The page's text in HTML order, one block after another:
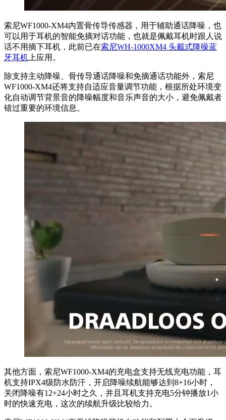
索尼WF1000-XM4内置骨传导传感器，用于辅助通话降噪，也
可以用于耳机的智能免摘对话功能，也就是佩戴耳机时跟人说
话不用摘下耳机，此前已在索尼WH-1000XM4 头戴式降噪蓝
牙耳机 上应用。
除支持主动降噪、骨传导通话降噪和免摘通话功能外，索尼
WF1000-XM4还将支持自适应音量调节功能，根据所处环境变
化自动调节背景音的降噪幅度和音乐声音的大小，避免佩戴者
错过重要的环境信息。
其他方面，索尼WF1000-XM4的充电盒支持无线充电功能，耳
机支持IPX4级防水防汗，开启降噪续航能够达到8+16小时，
关闭降噪有12+24小时之久，并且耳机支持充电5分钟播放1小
时的快速充电，这次的续航升级比较给力。